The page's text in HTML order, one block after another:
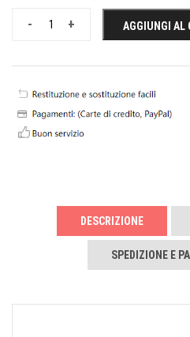
+
- AGGIUNGI AL
DESCRIZIONE
SPEDIZIONE E